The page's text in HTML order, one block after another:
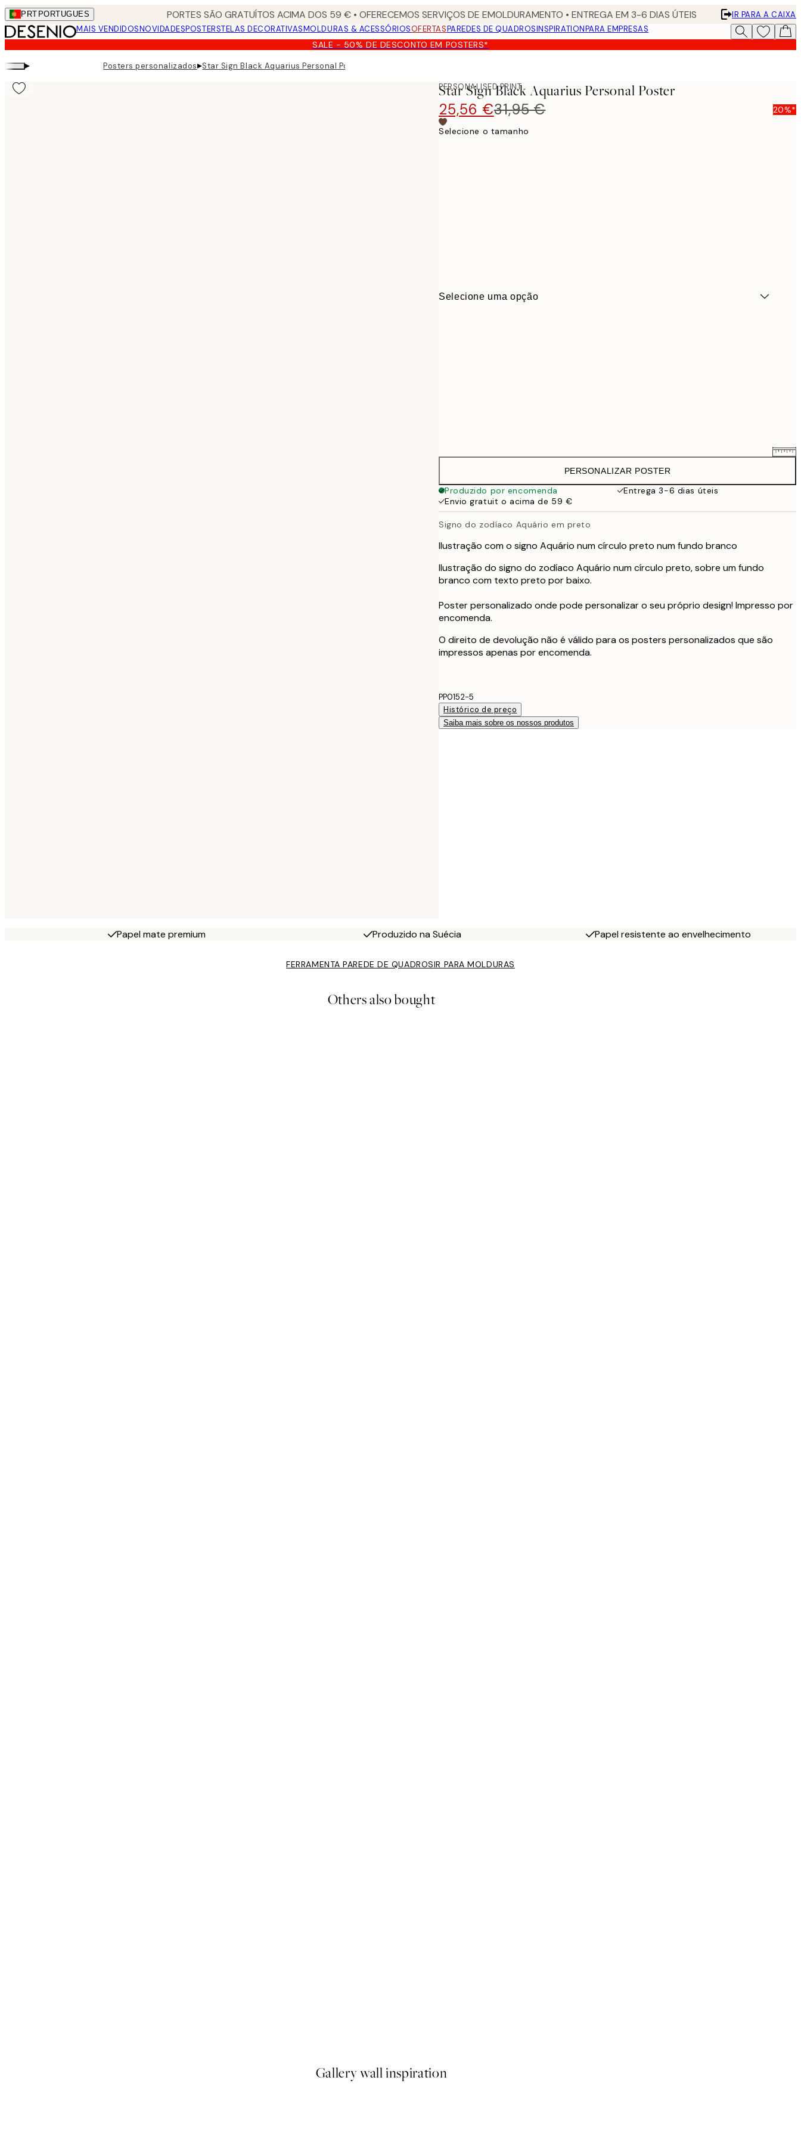
Skip
to
main
content.
PRT PORTUGUES PORTES SÃO GRATUÍTOS ACIMA DOS 59 € • OFERECEMOS SERVIÇOS DE EMOLDURAMENTO • ENTREGA EM 3-6 DIAS ÚTEIS
IR PARA A CAIXA
MAIS VENDIDOSNOVIDADESPOSTERSTELAS DECORATIVASMOLDURAS & ACESSÓRIOSOFERTASPAREDES DE QUADROSINSPIRATIONPARA EMPRESAS
SALE - 50% DE DESCONTO EM POSTERS*
▸ Posters personalizados▸Star Sign Black Aquarius Personal Poster
PERSONALISED PRINT
Star Sign Black Aquarius Personal Poster
25,56 €31,95 € 20%*
Selecione o tamanho
Selecione uma opção
31,95 €
50x70 cm
41,95 €
PERSONALIZAR POSTER
Produzido por encomenda
Entrega 3-6 dias úteis
Envio gratuit o acima de 59 €
Signo do zodíaco Aquário em preto
Ilustração com o signo Aquário num círculo preto num fundo branco
Ilustração do signo do zodíaco Aquário num círculo preto, sobre um fundo
branco com texto preto por baixo.
Poster personalizado onde pode personalizar o seu próprio design! Impresso por
encomenda.
O direito de devolução não é válido para os posters personalizados que são
impressos apenas por encomenda.
PP0152-5
Histórico de preço
Saiba mais sobre os nossos produtos
Papel mate premium Produzido na Suécia Papel resistente ao envelhecimento
FERRAMENTA PAREDE DE QUADROSIR PARA MOLDURAS
Others also bought
Gallery wall inspiration